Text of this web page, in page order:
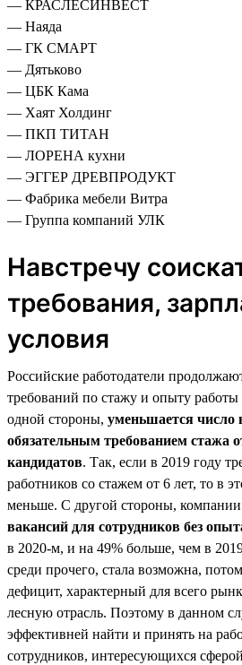
— КРАСЛЕСИНВЕСТ
— Наяда
— ГК СМАРТ
— Дятьково
— ЦБК Кама
— Хаят Холдинг
— ПКП ТИТАН
— ЛОРЕНА кухни
— ЭГГЕР ДРЕВПРОДУКТ
— Фабрика мебели Витра
— Группа компаний УЛК
Навстречу
требования,
условия
Российские работодатели
требований по стажу и опыту
одной стороны, уменьшается число
обязательным требованием стажа
кандидатов. Так, если в 2019 году
работников со стажем от 6 лет, то в
меньше. С другой стороны, компании
вакансий для сотрудников без
в 2020-м, и на 49% больше, чем в
среди прочего, стала возможна,
дефицит, характерный для всего
лесную отрасль. Поэтому в данном
эффективней найти и принять на
сотрудников, интересующихся